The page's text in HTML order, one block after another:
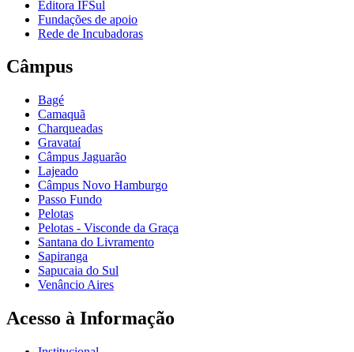
Editora IFSul
Fundações de apoio
Rede de Incubadoras
Câmpus
Bagé
Camaquã
Charqueadas
Gravataí
Câmpus Jaguarão
Lajeado
Câmpus Novo Hamburgo
Passo Fundo
Pelotas
Pelotas - Visconde da Graça
Santana do Livramento
Sapiranga
Sapucaia do Sul
Venâncio Aires
Acesso à Informação